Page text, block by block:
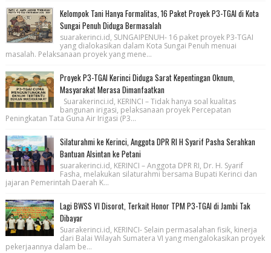
Kelompok Tani Hanya Formalitas, 16 Paket Proyek P3-TGAI di Kota
Sungai Penuh Diduga Bermasalah
suarakerinci.id, SUNGAIPENUH- 16 paket proyek P3-TGAI
yang dialokasikan dalam Kota Sungai Penuh menuai
masalah. Pelaksanaan proyek yang mene...
Proyek P3-TGAI Kerinci Diduga Sarat Kepentingan Oknum,
Masyarakat Merasa Dimanfaatkan
Suarakerinci.id, KERINCI – Tidak hanya soal kualitas
bangunan irigasi, pelaksanaan proyek Percepatan
Peningkatan Tata Guna Air Irigasi (P3...
Silaturahmi ke Kerinci, Anggota DPR RI H Syarif Pasha Serahkan
Bantuan Alsintan ke Petani
suarakerinci.id, KERINCI – Anggota DPR RI, Dr. H. Syarif
Fasha, melakukan silaturahmi bersama Bupati Kerinci dan
jajaran Pemerintah Daerah K...
Lagi BWSS VI Disorot, Terkait Honor TPM P3-TGAI di Jambi Tak
Dibayar
Suarakerinci.id, KERINCI- Selain permasalahan fisik, kinerja
dari Balai Wilayah Sumatera VI yang mengalokasikan proyek
pekerjaannya dalam be...